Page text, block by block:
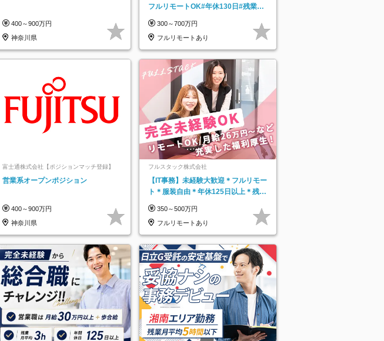
400～900万円
神奈川県
フルリモートOK#年休130日#残業月
300～700万円
フルリモートあり
富士通株式会社【ポジションマッチ登録】
営業系オープンポジション
400～900万円
神奈川県
フルスタック株式会社
【IT事務】未経験大歓迎＊フルリモー
ト＊服装自由＊年休125日以上＊残業
350～500万円
フルリモートあり